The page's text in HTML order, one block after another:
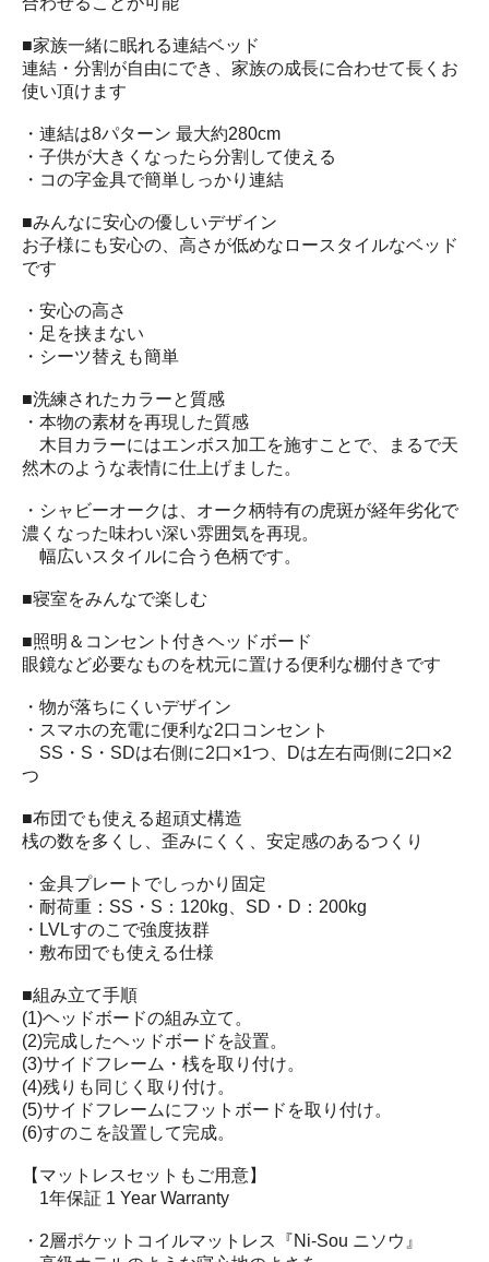
■家族一緒に眠れる連結ベッド
連結・分割が自由にでき、家族の成長に合わせて長くお
使い頂けます
・連結は8パターン 最大約280cm
・子供が大きくなったら分割して使える
・コの字金具で簡単しっかり連結
■みんなに安心の優しいデザイン
お子様にも安心の、高さが低めなロースタイルなベッド
です
・安心の高さ
・足を挟まない
・シーツ替えも簡単
■洗練されたカラーと質感
・本物の素材を再現した質感
木目カラーにはエンボス加工を施すことで、まるで天
然木のような表情に仕上げました。
・シャビーオークは、オーク柄特有の虎斑が経年劣化で
濃くなった味わい深い雰囲気を再現。
幅広いスタイルに合う色柄です。
■寝室をみんなで楽しむ
■照明＆コンセント付きヘッドボード
眼鏡など必要なものを枕元に置ける便利な棚付きです
・物が落ちにくいデザイン
・スマホの充電に便利な2口コンセント
SS・S・SDは右側に2口×1つ、Dは左右両側に2口×2
つ
■布団でも使える超頑丈構造
桟の数を多くし、歪みにくく、安定感のあるつくり
・金具プレートでしっかり固定
・耐荷重：SS・S：120kg、SD・D：200kg
・LVLすのこで強度抜群
・敷布団でも使える仕様
■組み立て手順
(1)ヘッドボードの組み立て。
(2)完成したヘッドボードを設置。
(3)サイドフレーム・桟を取り付け。
(4)残りも同じく取り付け。
(5)サイドフレームにフットボードを取り付け。
(6)すのこを設置して完成。
【マットレスセットもご用意】
1年保証 1 Year Warranty
・2層ポケットコイルマットレス『Ni-Sou ニソウ』